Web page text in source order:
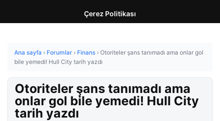
Çerez Politikası
Ana sayfa › Forumlar › Finans › Otoriteler şans tanımadı ama onlar gol
bile yemedi! Hull City tarih yazdı
Otoriteler şans tanımadı ama
onlar gol bile yemedi! Hull City
tarih yazdı